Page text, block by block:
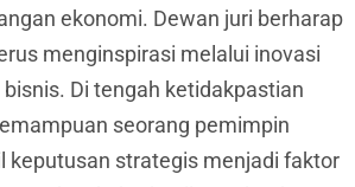
ekonomi. Dewan juri berharap
menginspirasi melalui inovasi
Di tengah ketidakpastian
seorang pemimpin
keputusan strategis menjadi faktor